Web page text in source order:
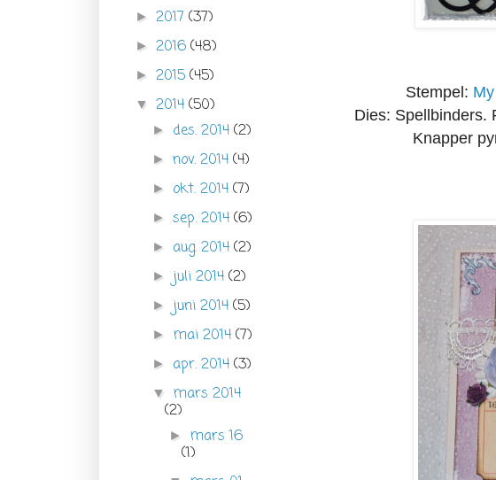
Stempel:
Dies: Spellbinders.
Knapper
► 2017 (37)
► 2016 (48)
► 2015 (45)
▼ 2014 (50)
► des. 2014(2)
►nov. 2014(4)
► okt. 2014(7)
►sep. 2014(6)
► aug. 2014(2)
► juli 2014(2)
► juni 2014(5)
► mai 2014(7)
► apr. 2014(3)
▼ mars 2014
(2)
► mars 16
(1)